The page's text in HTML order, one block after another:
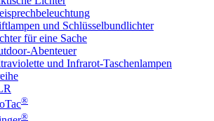
und Schlüsselbundlichter
für eine Sache
Abenteuer
und Infrarot-Taschenlampen
®
®